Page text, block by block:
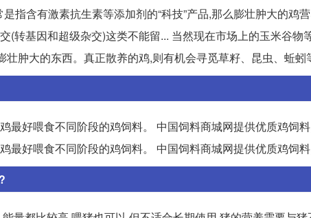
指含有激素抗生素等添加剂的“科技”产品,那么膨壮肿大的鸡
(转基因和超级杂交)这类不能留... 当然现在市场上的玉米谷物
肿大的东西。真正散养的鸡,则有机会寻觅草籽、昆虫、蚯蚓
好喂食不同阶段的鸡饲料。 中国饲料商城网提供优质鸡饲料
好喂食不同阶段的鸡饲料。 中国饲料商城网提供优质鸡饲料